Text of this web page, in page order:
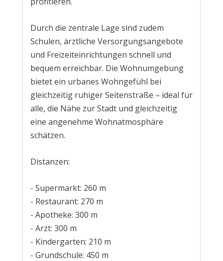
Durch die zentrale Lage sind zudem
Schulen, ärztliche Versorgungsangebote
und Freizeiteinrichtungen schnell und
bequem erreichbar. Die Wohnumgebung
bietet ein urbanes Wohngefühl bei
gleichzeitig ruhiger Seitenstraße – ideal für
alle, die Nähe zur Stadt und gleichzeitig
eine angenehme Wohnatmosphäre
schätzen.
Distanzen:
- Supermarkt: 260 m
- Restaurant: 270 m
- Apotheke: 300 m
- Arzt: 300 m
- Kindergarten: 210 m
- Grundschule: 450 m